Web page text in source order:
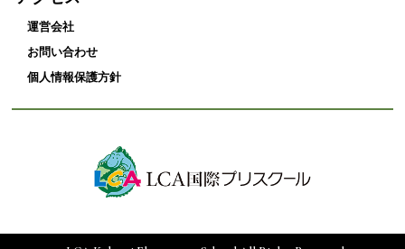
運営会社
お問い合わせ
個人情報保護方針